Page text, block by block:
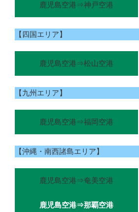
鹿児島空港⇒神戸空港
【四国エリア】
鹿児島空港⇒松山空港
【九州エリア】
鹿児島空港⇒福岡空港
【沖縄・南西諸島エリア】
鹿児島空港⇒奄美空港
鹿児島空港⇒那覇空港